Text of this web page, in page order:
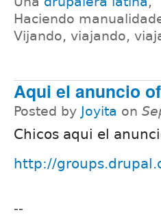
Haciendo
Vijando, viajando,
Aqui el anuncio
Posted by Joyita on
Chicos aqui el
http://
--